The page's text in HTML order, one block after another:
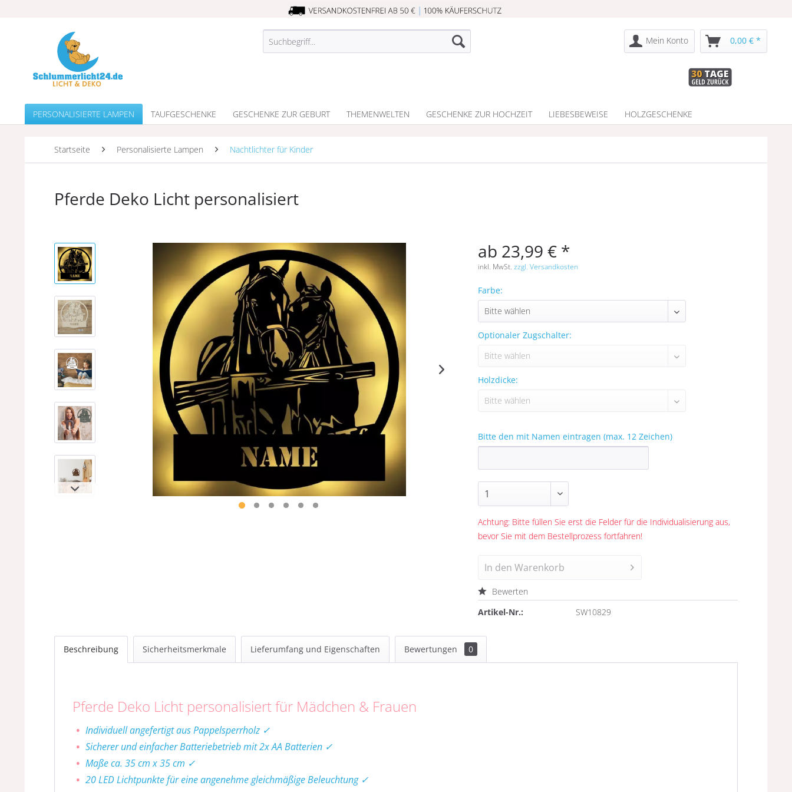
Mein Konto 0,00 € *
PERSONALISIERTE LAMPEN TAUFGESCHENKE GESCHENKE ZUR GEBURT THEMENWELTEN GESCHENKE ZUR HOCHZEIT LIEBESBEWEISE HOLZGESCHENKE
Startseite Personalisierte Lampen Nachtlichter für Kinder
Pferde Deko Licht personalisiert
ab 23,99 € *
inkl. MwSt.zzgl. Versandkosten
Farbe:
Optionaler Zugschalter:
Holzdicke:
Bitte den mit Namen eintragen (max. 12 Zeichen)
Achtung: Bitte füllen Sie erst die Felder für die Individualisierung aus,
bevor Sie mit dem Bestellprozess fortfahren!
In den Warenkorb
Bewerten
Artikel-Nr.:
SW10829
Beschreibung Sicherheitsmerkmale Lieferumfang und Eigenschaften Bewertungen 0
Pferde Deko Licht personalisiert für Mädchen & Frauen
Individuell angefertigt aus Pappelsperrholz ✓
Sicherer und einfacher Batteriebetrieb mit 2x AA Batterien ✓
Maße ca. 35 cm x 35 cm ✓
20 LED Lichtpunkte für eine angenehme gleichmäßige Beleuchtung ✓